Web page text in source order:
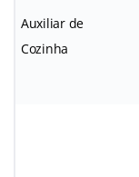
Auxiliar de
Cozinha